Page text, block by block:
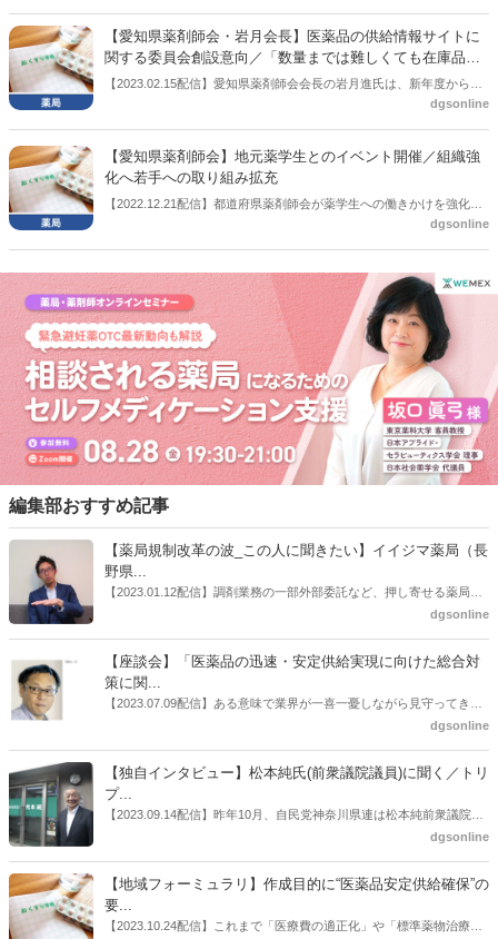
【愛知県薬剤師会・岩月会長】医薬品の供給情報サイトに
関する委員会創設意向／「数量までは難しくても在庫品目
を○か×で」
【2023.02.15配信】愛知県薬剤師会会長の岩月進氏は、新年度から、
地域の医薬品供給情報に関するサイト構築を検討する委員会を立ち上
薬品の情報を把握することで地域に貢献したい考え。
dgsonline
【愛知県薬剤師会】地元薬学生とのイベント開催／組織強
化へ若手への取り組み拡充
【2022.12.21配信】都道府県薬剤師会が薬学生への働きかけを強化し
ている。 東京都薬剤師会が今年７月２日に薬学生とのイベントを開
た。
dgsonline
編集部おすすめ記事
【薬局規制改革の波_この人に聞きたい】イイジマ薬局（長
野県...
【2023.01.12配信】調剤業務の一部外部委託など、押し寄せる薬局業
界への規制改革の波。この規制改革の波を薬局業界はどう受け止めた
はないだろうか。本紙ではこうした問題について、厚労省「薬局薬剤
師の業務及び薬局の機能に関するワーキンググループ」に参考人とし
ても出席していたイイジマ薬局（長野県上田市）開設者である飯島裕
dgsonline
【座談会】「医薬品の迅速・安定供給実現に向けた総合対
策に関...
【2023.07.09配信】ある意味で業界が一喜一憂しながら見守ってきた
厚労省「医薬品の迅速・安定供給実現に向けた総合対策に関する有識
書がとりまとめられた。ドラビズon-lineでは検討会を総括する目的で
厚労省医政局医薬産業振興・医療情報企画課長（医薬産業振興・医療
情報企画課セルフケア・セルフメディケーション推進室長併任）安藤
公一氏や青山学院大学名誉教授の三村優美子氏、 日本保険薬局協会医
dgsonline
【独自インタビュー】松本純氏(前衆議院議員)に聞く／トリ
プ...
【2023.09.14配信】昨年10月、自民党神奈川県連は松本純前衆議院議
員を「自民党神奈川1区」（横浜市中区・磯子区・金沢区）の支部長
候補の前提となるもの。薬剤師に関わる政策に広く・深く関わってき
た同氏の復活に向けた薬剤師業界の期待には熱いものがある。不透明
感の払拭できない医療・介護・障害者サービスのトリプル改定等へ
dgsonline
【地域フォーミュラリ】作成目的に“医薬品安定供給確保”の
要...
【2023.10.24配信】これまで「医療費の適正化」や「標準薬物治療の